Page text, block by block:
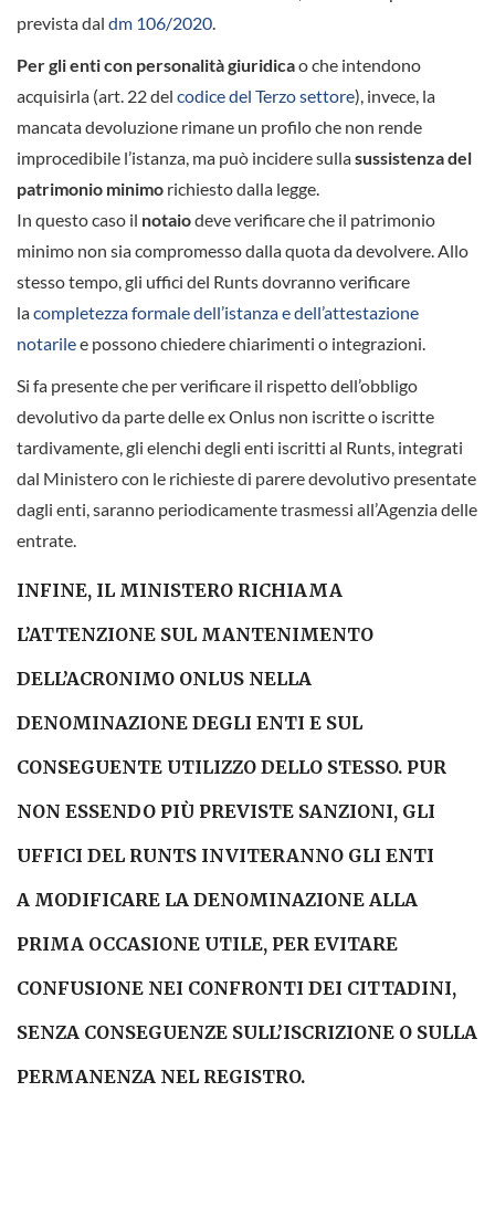
prevista dal dm 106/2020.
Per gli enti con personalità giuridicao che intendono
acquisirla (art. 22 del codice del Terzo settore), invece, la
mancata devoluzione rimane un profilo che non rende
improcedibile l’istanza, ma può incidere sullasussistenza del
patrimonio minimo richiesto dalla legge.
In questo caso il notaiodeve verificare che il patrimonio
minimo non sia compromesso dalla quota da devolvere. Allo
stesso tempo, gli uffici del Runts dovranno verificare
lacompletezza formale dell’istanza e dell’attestazione
notarilee possono chiedere chiarimenti o integrazioni.
Si fa presente che per verificare il rispetto dell’obbligo
devolutivo da parte delle ex Onlus non iscritte o iscritte
tardivamente, gli elenchi degli enti iscritti al Runts, integrati
dal Ministero con le richieste di parere devolutivo presentate
dagli enti, saranno periodicamente trasmessi all’Agenzia delle
entrate.
INFINE, IL MINISTERO RICHIAMA
L’ATTENZIONE SUL MANTENIMENTO
DELL’ACRONIMO ONLUS NELLA
DENOMINAZIONE DEGLI ENTI E SUL
CONSEGUENTE UTILIZZO DELLO STESSO. PUR
NON ESSENDO PIÙ PREVISTE SANZIONI, GLI
UFFICI DEL RUNTS INVITERANNO GLI ENTI
A MODIFICARE LA DENOMINAZIONE ALLA
PRIMA OCCASIONE UTILE, PER EVITARE
CONFUSIONE NEI CONFRONTI DEI CITTADINI,
SENZA CONSEGUENZE SULL’ISCRIZIONE O SULLA
PERMANENZA NEL REGISTRO.